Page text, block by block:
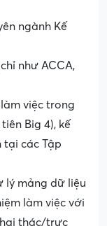
ngành Kế
như ACCA,
việc trong
Big 4), kế
các Tập
lý mảng dữ liệu
làm việc với
thác/trực